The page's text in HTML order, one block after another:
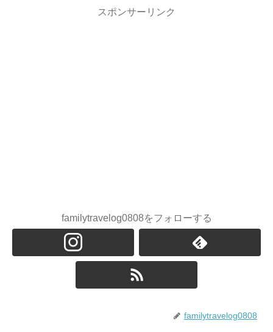
スポンサーリンク
familytravelog0808をフォローする
familytravelog0808